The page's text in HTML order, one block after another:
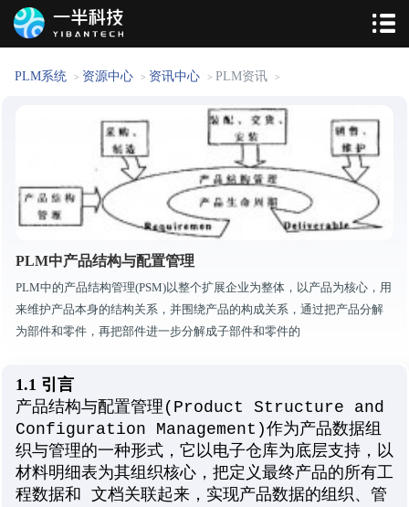
PLM系统 > 资源中心 > 资讯中心 > PLM资讯 >
PLM中产品结构与配置管理
PLM中的产品结构管理(PSM)以整个扩展企业为整体，以产品为核心，用
来维护产品本身的结构关系，并围绕产品的构成关系，通过把产品分解
为部件和零件，再把部件进一步分解成子部件和零件的
1.1 引言
产品结构与配置管理(Product Structure and
Configuration Management)作为产品数据组
织与管理的一种形式，它以电子仓库为底层支持，以
材料明细表为其组织核心，把定义最终产品的所有工
程数据和 文档关联起来，实现产品数据的组织、管